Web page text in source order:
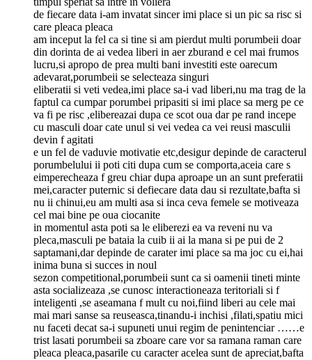
de fiecare data i-am invatat sincer imi place si un pic sa risc si
care pleaca pleaca
am inceput la fel ca si tine si am pierdut multi porumbeii doar
din dorinta de ai vedea liberi in aer zburand e cel mai frumos
lucru,si apropo de prea multi bani investiti este oarecum
adevarat,porumbeii se selecteaza singuri
eliberatii si veti vedea,imi place sa-i vad liberi,nu ma trag de la
faptul ca cumpar porumbei pripasiti si imi place sa merg pe ce
va fi pe risc ,elibereazai dupa ce scot oua dar pe rand incepe
cu masculi doar cate unul si vei vedea ca vei reusi masculii
devin f agitati
e un fel de vaduvie motivatie etc,desigur depinde de caracterul
porumbelului ii poti citi dupa cum se comporta,aceia care s
eimperecheaza f greu chiar dupa aproape un an sunt preferatii
mei,caracter puternic si defiecare data dau si rezultate,bafta si
nu ii chinui,eu am multi asa si inca ceva femele se motiveaza
cel mai bine pe oua ciocanite
in momentul asta poti sa le eliberezi ea va reveni nu va
pleca,masculi pe bataia la cuib ii ai la mana si pe pui de 2
saptamani,dar depinde de carater imi place sa ma joc cu ei,hai
inima buna si succes in noul
sezon competitional,porumbeii sunt ca si oamenii tineti minte
asta socializeaza ,se cunosc interactioneaza teritoriali si f
inteligenti ,se aseamana f mult cu noi,fiind liberi au cele mai
mai mari sanse sa reuseasca,tinandu-i inchisi ,filati,spatiu mici
nu faceti decat sa-i supuneti unui regim de penintenciar ……e
trist lasati porumbeii sa zboare care vor sa ramana raman care
pleaca pleaca,pasarile cu caracter acelea sunt de apreciat,bafta